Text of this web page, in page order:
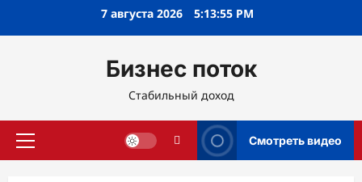
7 августа 2026 5:13:56 PM
Бизнес поток
Стабильный доход
Основное
Смотреть видео